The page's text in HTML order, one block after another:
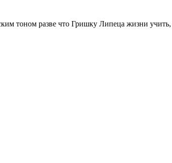
тоном разве что Гришку Липеца жизни учить,